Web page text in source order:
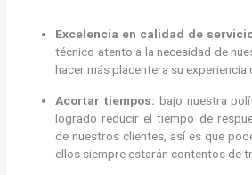
Excelencia en calidad de
técnico atento a la necesidad de
hacer más placentera su experiencia
Acortar tiempos: bajo nuestra
logrado reducir el tiempo de
de nuestros clientes, así es que
ellos siempre estarán contentos de